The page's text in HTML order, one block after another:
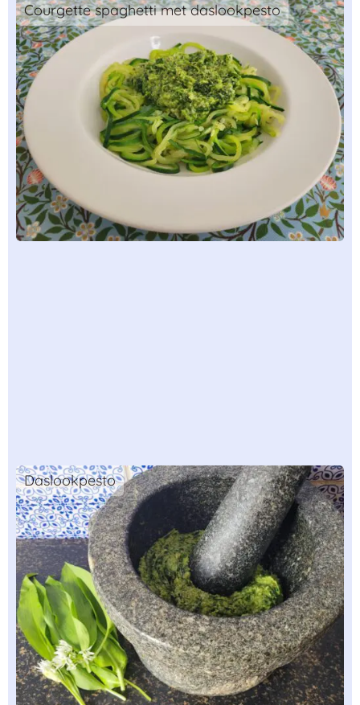
Courgette spaghetti met daslookpesto
Daslookpesto